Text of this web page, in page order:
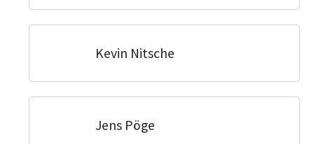
Kevin Nitsche
Jens Pöge